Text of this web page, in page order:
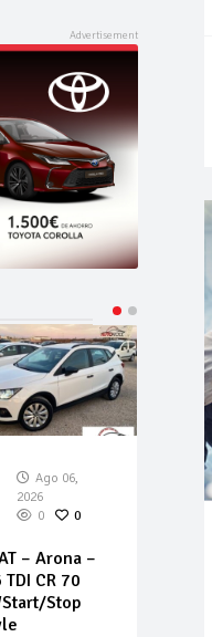
Ago 06,
2026
0
0
– Arona –
TDI CR 70
Stop